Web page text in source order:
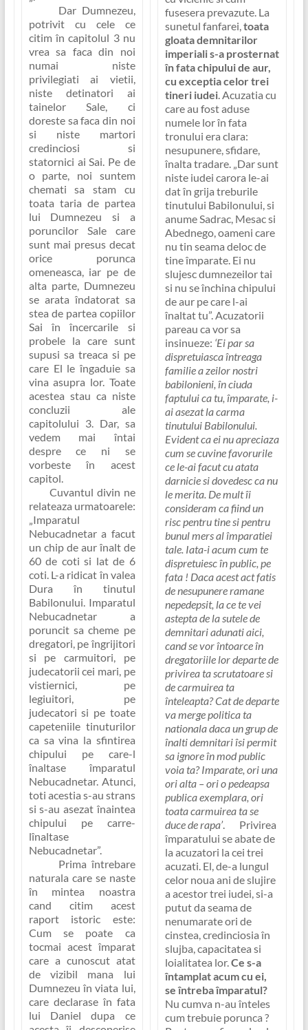
Dar Dumnezeu,
potrivit cu cele ce
citim în capitolul 3 nu
vrea sa faca din noi
numai niste
privilegiati ai vietii,
niste detinatori ai
tainelor Sale, ci
doreste sa faca din noi
si niste martori
credinciosi si
statornici ai Sai. Pe de
o parte, noi suntem
chemati sa stam cu
toata taria de partea
lui Dumnezeu si a
poruncilor Sale care
sunt mai presus decat
orice porunca
omeneasca, iar pe de
alta parte, Dumnezeu
se arata îndatorat sa
stea de partea copiilor
Sai în încercarile si
probele la care sunt
supusi sa treaca si pe
care El le îngaduie sa
vina asupra lor. Toate
acestea stau ca niste
concluzii ale
capitolului 3. Dar, sa
vedem mai întai
despre ce ni se
vorbeste în acest
capitol.
Cuvantul divin ne
relateaza urmatoarele:
„Imparatul
Nebucadnetar a facut
un chip de aur înalt de
60 de coti si lat de 6
coti. L-a ridicat în valea
Dura în tinutul
Babilonului. Imparatul
Nebucadnetar a
poruncit sa cheme pe
dregatori, pe îngrijitori
si pe carmuitori, pe
judecatorii cei mari, pe
vistiernici, pe
legiuitori, pe
judecatori si pe toate
capeteniile tinuturilor
ca sa vina la sfintirea
chipului pe care-l
înaltase împaratul
Nebucadnetar. Atunci,
toti acestia s-au strans
si s-au asezat înaintea
chipului pe carre-
lînaltase
Nebucadnetar”.
Prima întrebare
naturala care se naste
în mintea noastra
cand citim acest
raport istoric este:
Cum se poate ca
tocmai acest împarat
care a cunoscut atat
de vizibil mana lui
Dumnezeu în viata lui,
care declarase în fata
lui Daniel dupa ce
fusesera prevazute. La
sunetul fanfarei,toata
gloata demnitarilor
imperiali s-a prosternat
în fata chipului de aur,
cu exceptia celor trei
tineri iudei. Acuzatia cu
care au fost aduse
numele lor în fata
tronului era clara:
nesupunere, sfidare,
înalta tradare. „Dar sunt
niste iudei carora le-ai
dat în grija treburile
tinutului Babilonului, si
anume Sadrac, Mesac si
Abednego, oameni care
nu tin seama deloc de
tine împarate. Ei nu
slujesc dumnezeilor tai
si nu se închina chipului
de aur pe care l-ai
înaltat tu”.Acuzatorii
pareau ca vor sa
insinueze: ‘Ei par sa
dispretuiasca întreaga
familie a zeilor nostri
babilonieni, în ciuda
faptului ca tu, împarate, i-
ai asezat la carma
tinutului Babilonului.
Evident ca ei nu apreciaza
cum se cuvine favorurile
ce le-ai facut cu atata
darnicie si dovedesc ca nu
le merita. De mult îi
consideram ca fiind un
risc pentru tine si pentru
bunul mers al împaratiei
tale. Iata-i acum cum te
dispretuiesc în public, pe
fata ! Daca acest act fatis
de nesupunere ramane
nepedepsit, la ce te vei
astepta de la sutele de
demnitari adunati aici,
cand se vor întoarce în
dregatoriile lor departe de
privirea ta scrutatoare si
de carmuirea ta
înteleapta? Cat de departe
va merge politica ta
nationala daca un grup de
înalti demnitari îsi permit
sa ignore în mod public
voia ta? Imparate, ori una
ori alta – ori o pedeapsa
publica exemplara, ori
toata carmuirea ta se
duce de rapa’. Privirea
împaratului se abate de
la acuzatori la cei trei
acuzati. El, de-a lungul
celor noua ani de slujire
a acestor trei iudei, si-a
putut da seama de
nenumarate ori de
cinstea, credinciosia în
slujba, capacitatea si
loialitatea lor.Ce s-a
întamplat acum cu ei,
se întreba împaratul?
Nu cumva n-au înteles
cum trebuie porunca ?